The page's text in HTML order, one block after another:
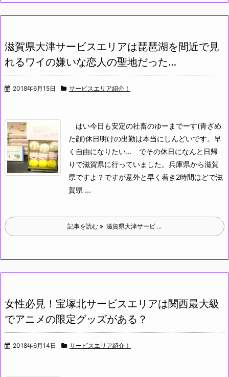
滋賀県大津サービスエリアは琵琶湖を間近で見
れるワイの嫌いな恋人の聖地だった…
2018年6月15日 サービスエリア紹介！
はい今日も安定の社畜のゆーまでーす(青ざめ
た顔)休日明けの出勤は本当にしんどいです。早
く自由になりたい… でその休日になんと日帰
りで滋賀県に行っていました。兵庫県から滋賀
県ですよ？ですが意外と早く着き2時間ほどで滋
賀県 ...
記事を読む 滋賀県大津サービ ...
女性必見！宝塚北サービスエリアは関西最大級
でアニメの限定グッズがある？
2018年6月14日 サービスエリア紹介！